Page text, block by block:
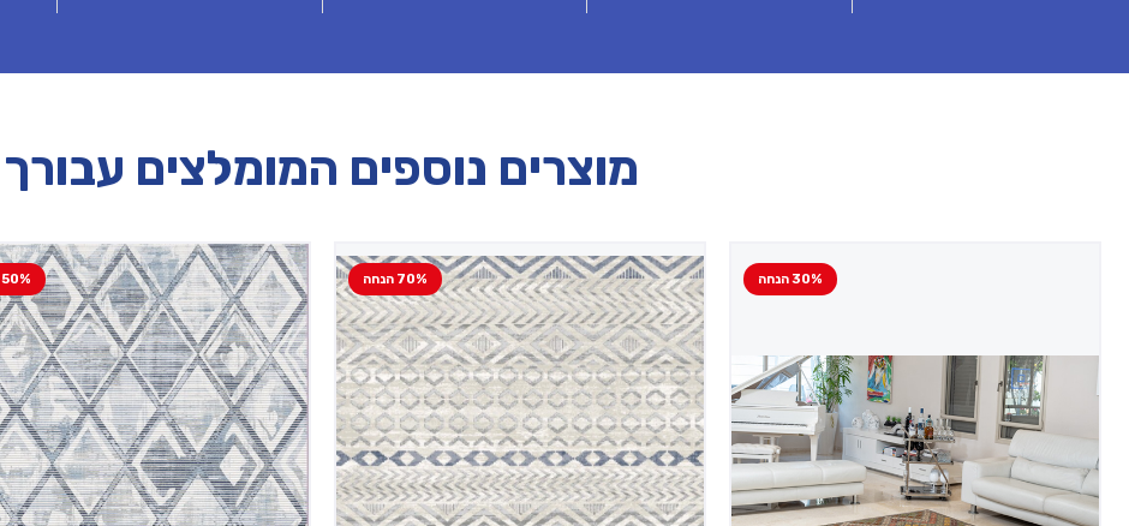
מוצרים נוספים המומלצים עבורך
30% הנחה 70% הנחה 50% הנחה